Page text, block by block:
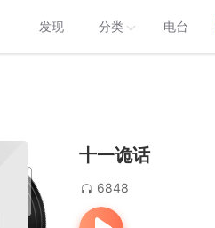
发现 分类 电台
十一诡话
6848